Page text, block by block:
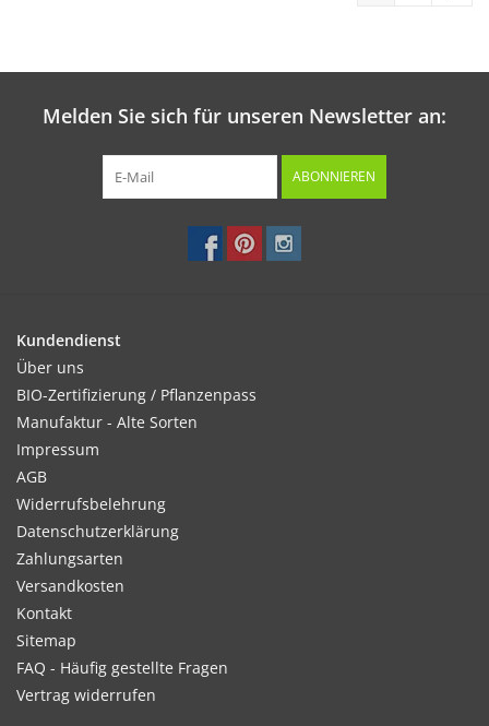
Melden Sie sich für unseren Newsletter an:
ABONNIEREN
Kundendienst
Über uns
BIO-Zertifizierung / Pflanzenpass
Manufaktur - Alte Sorten
Impressum
AGB
Widerrufsbelehrung
Datenschutzerklärung
Zahlungsarten
Versandkosten
Kontakt
Sitemap
FAQ - Häufig gestellte Fragen
Vertrag widerrufen